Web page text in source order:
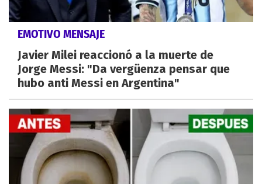
EMOTIVO MENSAJE
Javier Milei reaccionó a la muerte de
Jorge Messi: "Da vergüenza pensar que
hubo anti Messi en Argentina"